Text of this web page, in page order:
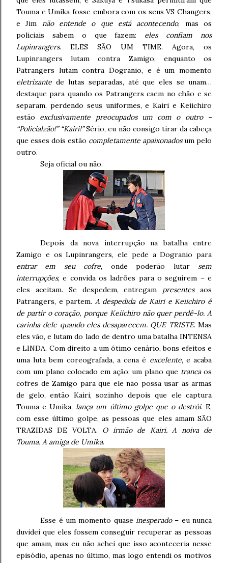
Touma e Umika fosse embora com os seus VS Changers,
e Jim não entende o que está acontecendo, mas os
policiais sabem o que fazem: eles confiam nos
Lupinrangers. ELES SÃO UM TIME. Agora, os
Lupinrangers lutam contra Zamigo, enquanto os
Patrangers lutam contra Dogranio, e é um momento
eletrizante de lutas separadas, até que eles se unam…
destaque para quando os Patrangers caem no chão e se
separam, perdendo seus uniformes, e Kairi e Keiichiro
estão exclusivamente preocupados um com o outro –
“Policialzão!” “Kairi!”Sério, eu não consigo tirar da cabeça
que esses dois estão completamente apaixonadosum pelo
outro.
Seja oficial ou não.
Depois da nova interrupção na batalha entre
Zamigo e os Lupinrangers, ele pede a Dogranio para
entrar em seu cofre, onde poderão lutar sem
interrupções, e convida os ladrões para o seguirem – e
eles aceitam. Se despedem, entregam presentesaos
Patrangers, e partem. A despedida de Kairi e Keiichiro é
de partir o coração, porque Keiichiro não quer perdê-lo. A
carinha dele quando eles desaparecem. QUE TRISTE. Mas
eles vão, e lutam do lado de dentro uma batalha INTENSA
e LINDA. Com direito a um ótimo cenário, bons efeitos e
uma luta bem coreografada, a cena é excelente, e acaba
com um plano colocado em ação: um plano que trancaos
cofres de Zamigo para que ele não possa usar as armas
de gelo, então Kairi, sozinho depois que ele captura
Touma e Umika,lança um último golpe que o destrói. E,
com esse último golpe, as pessoas que eles amam SÃO
TRAZIDAS DE VOLTA. O irmão de Kairi. A noiva de
Touma. A amiga de Umika.
Esse é um momento quase inesperado– eu nunca
duvidei que eles fossem conseguir recuperar as pessoas
que amam, mas eu não achei que isso aconteceria nesse
episódio, apenas no último, mas logo entendi os motivos